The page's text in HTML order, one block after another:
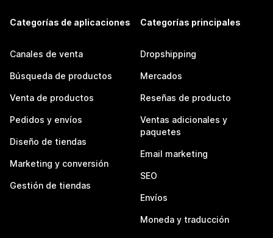
Categorías de aplicaciones
Canales de venta
Búsqueda de productos
Venta de productos
Pedidos y envíos
Diseño de tiendas
Marketing y conversión
Gestión de tiendas
Categorías principales
Dropshipping
Mercados
Reseñas de producto
Ventas adicionales y
paquetes
Email marketing
SEO
Envíos
Moneda y traducción